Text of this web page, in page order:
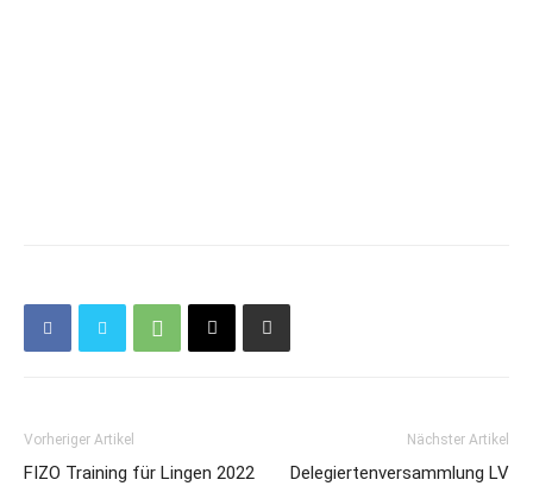
Vorheriger Artikel
FIZO Training für Lingen 2022
Nächster Artikel
Delegiertenversammlung LV